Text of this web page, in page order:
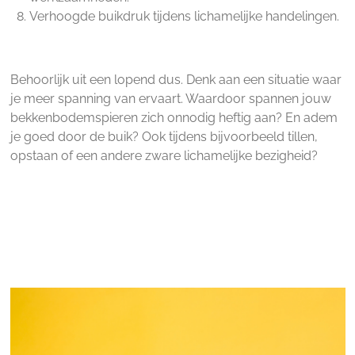
Verhoogde buikdruk tijdens lichamelijke handelingen.
Behoorlijk uit een lopend dus. Denk aan een situatie waar
je meer spanning van ervaart. Waardoor spannen jouw
bekkenbodemspieren zich onnodig heftig aan? En adem
je goed door de buik? Ook tijdens bijvoorbeeld tillen,
opstaan of een andere zware lichamelijke bezigheid?